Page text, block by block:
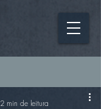
2 min de leitura